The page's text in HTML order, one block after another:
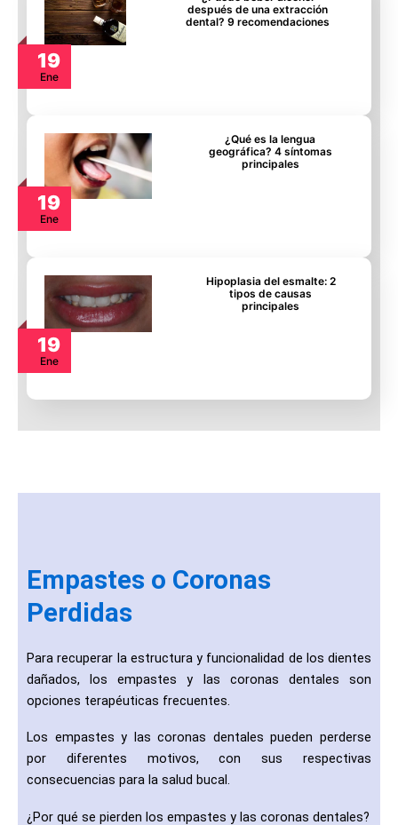
19
Ene
después de una extracción
dental? 9 recomendaciones
19
Ene
¿Qué es la lengua
geográfica? 4 síntomas
principales
19
Ene
Hipoplasia del esmalte: 2
tipos de causas
principales
Empastes o Coronas
Perdidas
Para recuperar la estructura y funcionalidad de los dientes
dañados, los empastes y las coronas dentales son
opciones terapéuticas frecuentes.
Los empastes y las coronas dentales pueden perderse
por diferentes motivos, con sus respectivas
consecuencias para la salud bucal.
¿Por qué se pierden los empastes y las coronas dentales?